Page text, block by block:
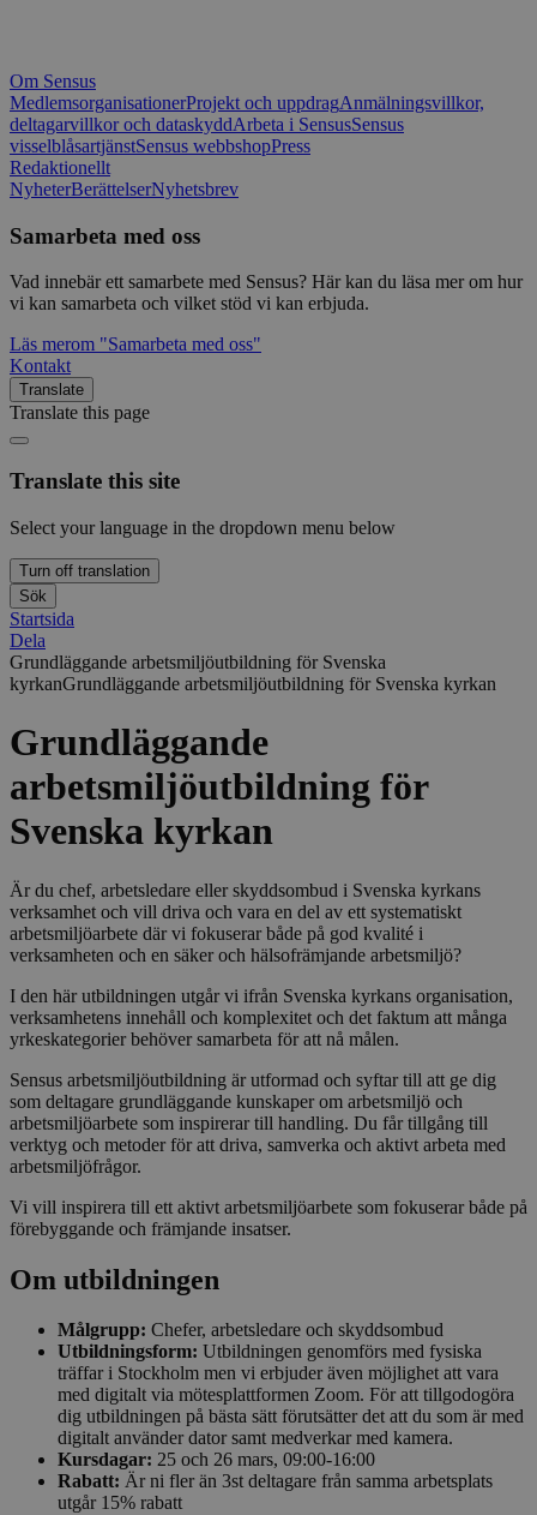
Om Sensus
MedlemsorganisationerProjekt och uppdragAnmälningsvillkor,
deltagarvillkor och dataskyddArbeta i SensusSensus
visselblåsartjänstSensus webbshopPress
Redaktionellt
NyheterBerättelserNyhetsbrev
Samarbeta med oss
Vad innebär ett samarbete med Sensus? Här kan du läsa mer om hur
vi kan samarbeta och vilket stöd vi kan erbjuda.
Läs merom "Samarbeta med oss"
Kontakt
Translate
Translate this page
Translate this site
Select your language in the dropdown menu below
Turn off translation
Sök
Startsida
Dela
Grundläggande arbetsmiljöutbildning för Svenska
kyrkanGrundläggande arbetsmiljöutbildning för Svenska kyrkan
Grundläggande
arbetsmiljöutbildning för
Svenska kyrkan
Är du chef, arbetsledare eller skyddsombud i Svenska kyrkans
verksamhet och vill driva och vara en del av ett systematiskt
arbetsmiljöarbete där vi fokuserar både på god kvalité i
verksamheten och en säker och hälsofrämjande arbetsmiljö?
I den här utbildningen utgår vi ifrån Svenska kyrkans organisation,
verksamhetens innehåll och komplexitet och det faktum att många
yrkeskategorier behöver samarbeta för att nå målen.
Sensus arbetsmiljöutbildning är utformad och syftar till att ge dig
som deltagare grundläggande kunskaper om arbetsmiljö och
arbetsmiljöarbete som inspirerar till handling. Du får tillgång till
verktyg och metoder för att driva, samverka och aktivt arbeta med
arbetsmiljöfrågor.
Vi vill inspirera till ett aktivt arbetsmiljöarbete som fokuserar både på
förebyggande och främjande insatser.
Om utbildningen
Målgrupp: Chefer, arbetsledare och skyddsombud
Utbildningsform: Utbildningen genomförs med fysiska
träffar i Stockholm men vi erbjuder även möjlighet att vara
med digitalt via mötesplattformen Zoom. För att tillgodogöra
dig utbildningen på bästa sätt förutsätter det att du som är med
digitalt använder dator samt medverkar med kamera.
Kursdagar: 25 och 26 mars, 09:00-16:00
Rabatt: Är ni fler än 3st deltagare från samma arbetsplats
utgår 15% rabatt